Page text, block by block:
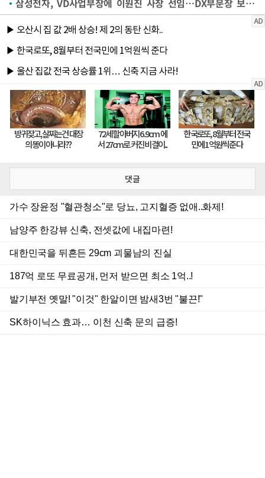
삼성전자, VD사업부장에 이원진 사장 선임…DX부문장 보좌역에 용석우 위촉
댓글